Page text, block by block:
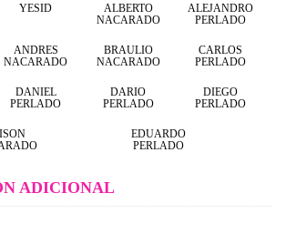
YESID
ALBERTO
NACARADO
ALEJANDRO
PERLADO
ANDRES
NACARADO
BRAULIO
NACARADO
CARLOS
PERLADO
DANIEL
PERLADO
DARIO
PERLADO
DIEGO
PERLADO
EDUARDO
PERLADO
ADICIONAL